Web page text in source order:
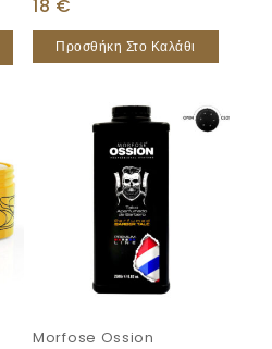
18 €
Προσθήκη Στο Καλάθι
Morfose Ossion